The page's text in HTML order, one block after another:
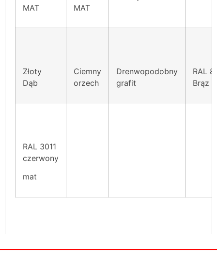
MAT
MAT
Złoty
Dąb
Ciemny
orzech
Drenwopodobny
grafit
RAL
Brąz
RAL 3011
czerwony
mat